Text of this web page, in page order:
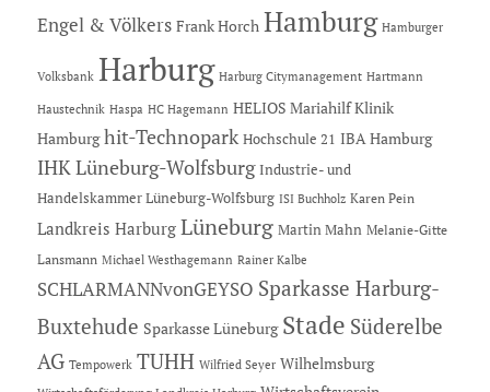
Engel & Völkers Frank Horch Hamburg Hamburger
Volksbank Harburg Harburg Citymanagement Hartmann
Haustechnik Haspa HC Hagemann HELIOS Mariahilf Klinik
Hamburg hit-Technopark Hochschule 21 IBA Hamburg
IHK Lüneburg-Wolfsburg Industrie- und
Handelskammer Lüneburg-Wolfsburg ISI Buchholz Karen Pein
Landkreis Harburg Lüneburg Martin Mahn Melanie-Gitte
Lansmann Michael Westhagemann Rainer Kalbe
SCHLARMANNvonGEYSO Sparkasse Harburg-
Buxtehude Sparkasse Lüneburg Stade Süderelbe
AG Tempowerk TUHH Wilfried Seyer Wilhelmsburg